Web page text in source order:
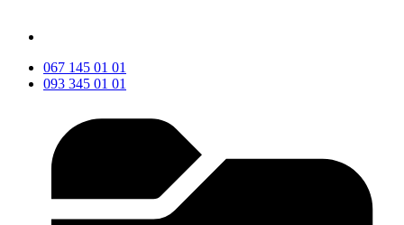
067 145 01 01
093 345 01 01